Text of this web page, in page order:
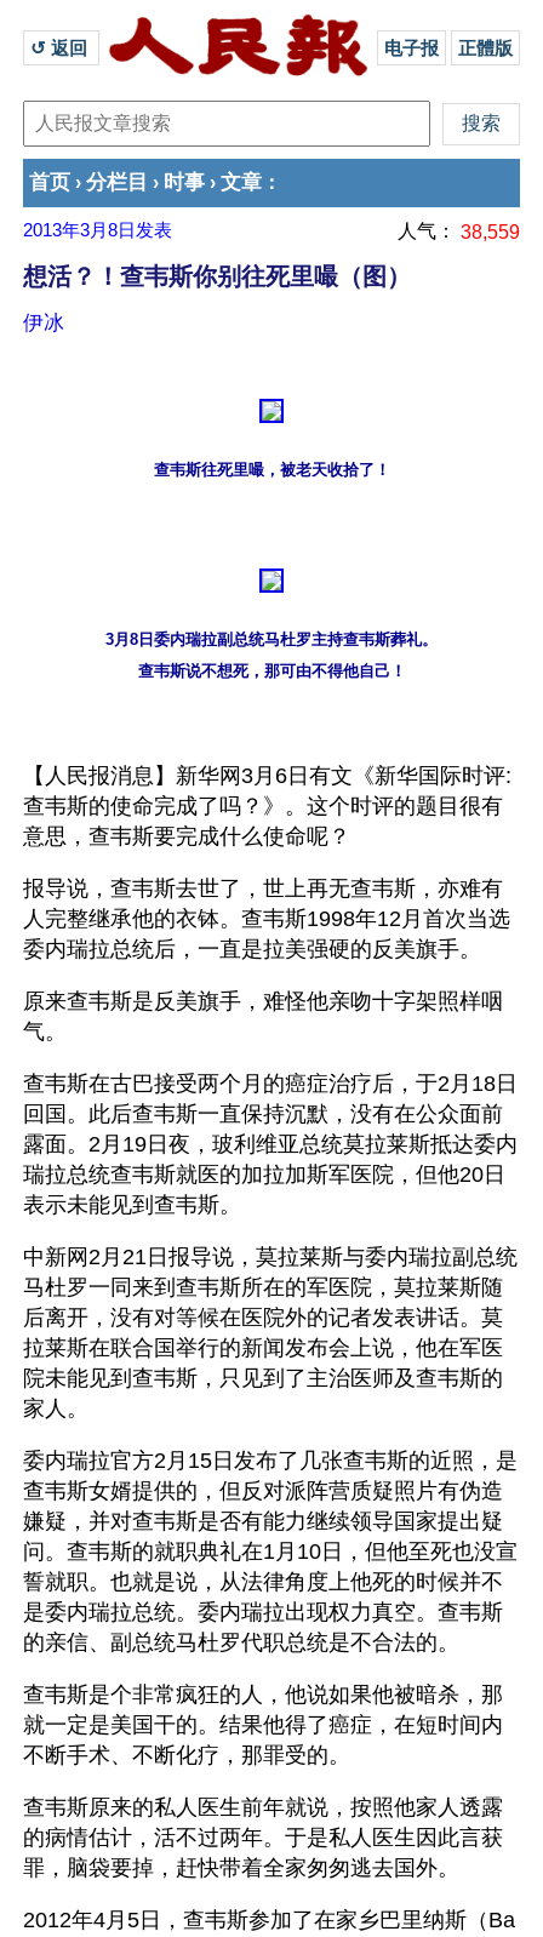
↺ 返回 电子报 正體版
首页 › 分栏目 › 时事 › 文章 ：
2013年3月8日 发表 人气： 38,559
想活？！查韦斯你别往死里嘬（图）
伊冰
查韦斯往死里嘬，被老天收拾了！
3月8日委内瑞拉副总统马杜罗主持查韦斯葬礼。
查韦斯说不想死，那可由不得他自己！
【人民报消息】新华网3月6日有文《新华国际时评:
查韦斯的使命完成了吗？》。这个时评的题目很有
意思，查韦斯要完成什么使命呢？
报导说，查韦斯去世了，世上再无查韦斯，亦难有
人完整继承他的衣钵。查韦斯1998年12月首次当选
委内瑞拉总统后，一直是拉美强硬的反美旗手。
原来查韦斯是反美旗手，难怪他亲吻十字架照样咽
气。
查韦斯在古巴接受两个月的癌症治疗后，于2月18日
回国。此后查韦斯一直保持沉默，没有在公众面前
露面。2月19日夜，玻利维亚总统莫拉莱斯抵达委内
瑞拉总统查韦斯就医的加拉加斯军医院，但他20日
表示未能见到查韦斯。
中新网2月21日报导说，莫拉莱斯与委内瑞拉副总统
马杜罗一同来到查韦斯所在的军医院，莫拉莱斯随
后离开，没有对等候在医院外的记者发表讲话。莫
拉莱斯在联合国举行的新闻发布会上说，他在军医
院未能见到查韦斯，只见到了主治医师及查韦斯的
家人。
委内瑞拉官方2月15日发布了几张查韦斯的近照，是
查韦斯女婿提供的，但反对派阵营质疑照片有伪造
嫌疑，并对查韦斯是否有能力继续领导国家提出疑
问。查韦斯的就职典礼在1月10日，但他至死也没宣
誓就职。也就是说，从法律角度上他死的时候并不
是委内瑞拉总统。委内瑞拉出现权力真空。查韦斯
的亲信、副总统马杜罗代职总统是不合法的。
查韦斯是个非常疯狂的人，他说如果他被暗杀，那
就一定是美国干的。结果他得了癌症，在短时间内
不断手术、不断化疗，那罪受的。
查韦斯原来的私人医生前年就说，按照他家人透露
的病情估计，活不过两年。于是私人医生因此言获
罪，脑袋要掉，赶快带着全家匆匆逃去国外。
2012年4月5日，查韦斯参加了在家乡巴里纳斯（Ba